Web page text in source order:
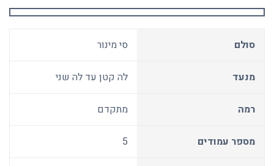
סולם סי מינור
מנעד לה קטן עד לה שני
רמה מתקדם
מספר עמודים 5